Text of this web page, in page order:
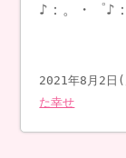
♪：。・゜♪
2021年8月2日
た幸せ